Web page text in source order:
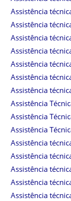
Assistência
Assistência
Assistência
Assistência
Assistência
Assistência
Assistência
Assistência
Assistência
Assistência
Assistência
Assistência
Assistência
Assistência
Assistência